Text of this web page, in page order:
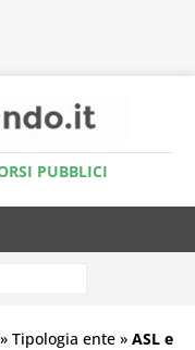
PUBBLICI
» Tipologia ente » ASL e